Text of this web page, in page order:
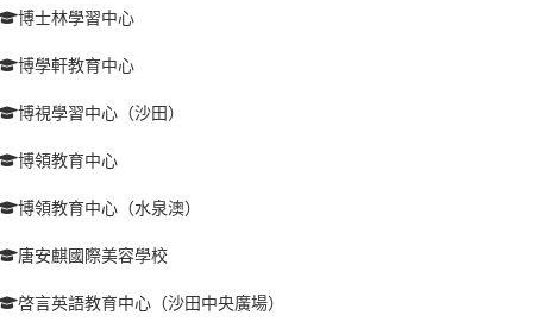
博士林學習中心
博學軒教育中心
博視學習中心（沙田）
博領教育中心
博領教育中心（水泉澳）
唐安麒國際美容學校
啓言英語教育中心（沙田中央廣場）